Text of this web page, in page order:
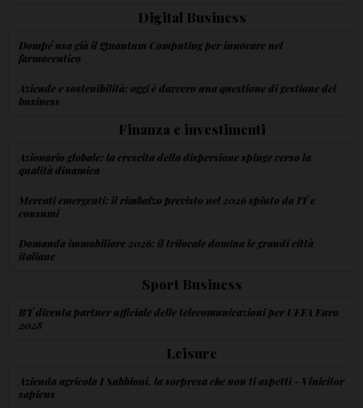
Digital Business
Dompé usa già il Quantum Computing per innovare nel
farmaceutico
Aziende e sostenibilità: oggi è davvero una questione di gestione del
business
Finanza e investimenti
Azionario globale: la crescita della dispersione spinge verso la
qualità dinamica
Mercati emergenti: il rimbalzo previsto nel 2026 spinto da IT e
consumi
Domanda immobiliare 2026: il trilocale domina le grandi città
italiane
Sport Business
BT diventa partner ufficiale delle telecomunicazioni per UEFA Euro
2028
Leisure
Azienda agricola I Sabbioni, la sorpresa che non ti aspetti - Vinicitor
sapiens